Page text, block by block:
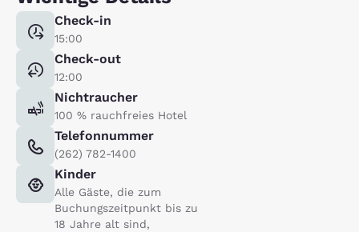
Check-in
15:00
Check-out
12:00
Nichtraucher
100 % rauchfreies Hotel
Telefonnummer
(262) 782-1400
Kinder
Alle Gäste, die zum
Buchungszeitpunkt bis zu
18 Jahre alt sind,